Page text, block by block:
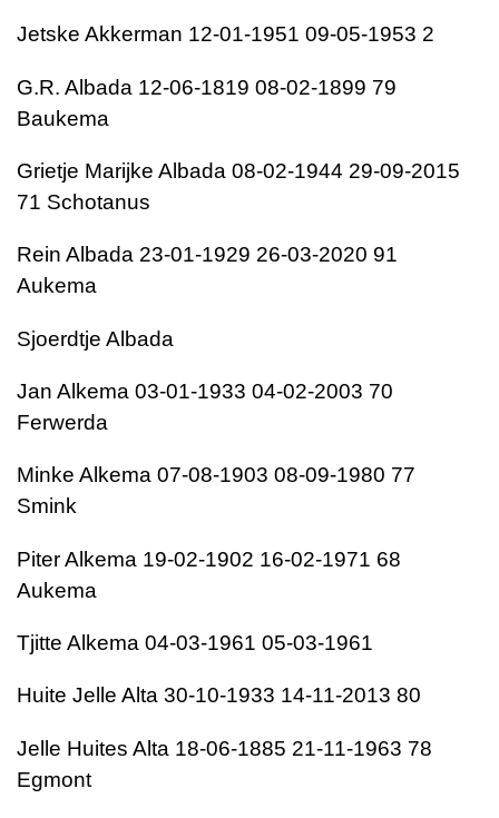
Jetske Akkerman 12-01-1951 09-05-1953 2
G.R. Albada 12-06-1819 08-02-1899 79
Baukema
Grietje Marijke Albada 08-02-1944 29-09-2015
71 Schotanus
Rein Albada 23-01-1929 26-03-2020 91
Aukema
Sjoerdtje Albada
Jan Alkema 03-01-1933 04-02-2003 70
Ferwerda
Minke Alkema 07-08-1903 08-09-1980 77
Smink
Piter Alkema 19-02-1902 16-02-1971 68
Aukema
Tjitte Alkema 04-03-1961 05-03-1961
Huite Jelle Alta 30-10-1933 14-11-2013 80
Jelle Huites Alta 18-06-1885 21-11-1963 78
Egmont